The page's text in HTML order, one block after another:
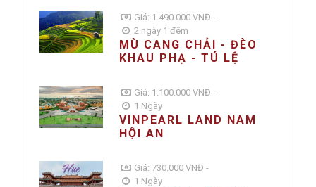
Giá: 1.490.000 VNĐ -
2 ngày 1 đêm
MÙ CANG CHẢI - ĐÈO
KHAU PHẠ - TÚ LỆ
Giá: 1.100.000 VNĐ -
1 Ngày
VINPEARL LAND NAM
HỘI AN
Giá: 730.000 VNĐ -
1 Ngày